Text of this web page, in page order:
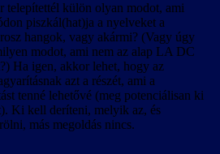
telepítettél külön olyan modot, ami
piszkál(hat)ja a nyelveket a
hangok, vagy akármi? (Vagy úgy
modot, ami nem az alap LA DC
Ha igen, akkor lehet, hogy az
azt a részét, ami a
tenné lehetővé (meg potenciálisan ki
Ki kell deríteni, melyik az, és
más megoldás nincs.